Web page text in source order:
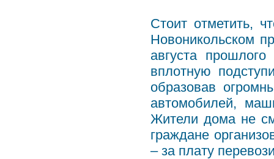
Стоит отметить,
Новоникольском
августа
вплотную
образовав
автомобилей,
Жители дома не
граждане
– за плату